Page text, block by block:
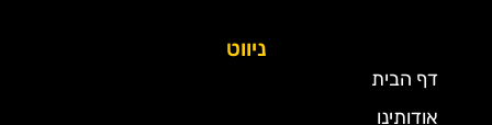
ניווט
דף הבית
אודותינו